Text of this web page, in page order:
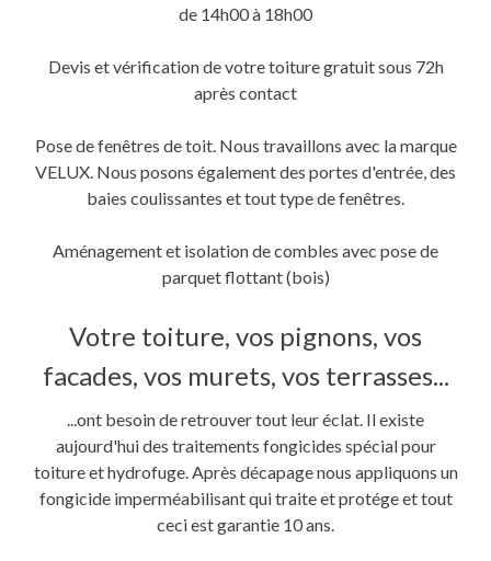
de 14h00 à 18h00
Devis et vérification de votre toiture gratuit sous 72h
après contact
Pose de fenêtres de toit. Nous travaillons avec la marque
VELUX. Nous posons également des portes d'entrée, des
baies coulissantes et tout type de fenêtres.
Aménagement et isolation de combles avec pose de
parquet flottant (bois)
Votre toiture, vos pignons, vos
facades, vos murets, vos terrasses...
...ont besoin de retrouver tout leur éclat. Il existe
aujourd'hui des traitements fongicides spécial pour
toiture et hydrofuge. Après décapage nous appliquons un
fongicide imperméabilisant qui traite et protége et tout
ceci est garantie 10 ans.